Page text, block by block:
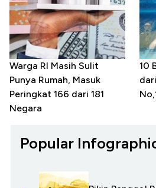
Warga RI Masih Sulit
Punya Rumah, Masuk
Peringkat 166 dari 181
Negara
10
Popular